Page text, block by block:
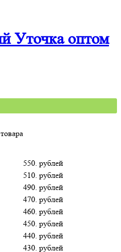
Уточка оптом
550. рублей
510. рублей
490. рублей
470. рублей
460. рублей
450. рублей
440. рублей
430. рублей